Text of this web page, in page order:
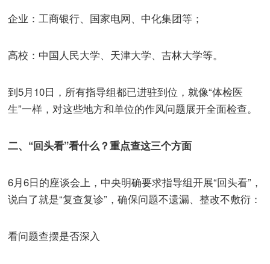
企业：工商银行、国家电网、中化集团等；
高校：中国人民大学、天津大学、吉林大学等。
到5月10日，所有指导组都已进驻到位，就像“体检医
生”一样，对这些地方和单位的作风问题展开全面检查。
二、“回头看”看什么？重点查这三个方面
6月6日的座谈会上，中央明确要求指导组开展“回头看”，
说白了就是“复查复诊”，确保问题不遗漏、整改不敷衍：
看问题查摆是否深入